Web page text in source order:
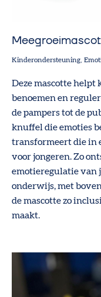
Kinderondersteuning
Deze mascotte helpt
benoemen en
de pampers tot de
knuffel die emoties
transformeert die in
voor jongeren. Zo
emotieregulatie van
onderwijs, met
de mascotte zo
maakt.